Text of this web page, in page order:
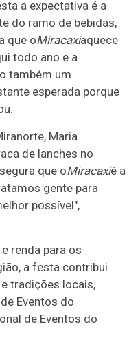
a expectativa é a
do ramo de bebidas,
que oMiracaxiaquece
todo ano e a
também um
esperada porque
Maria
de lanches no
que oMiracaxié a
gente para
possível",
renda para os
a festa contribui
tradições locais,
Eventos do
de Eventos do